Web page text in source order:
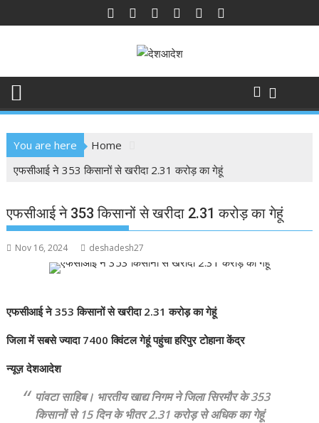
to
You are here
Home
एफसीआई ने 353 किसानों से खरीदा 2.31 करोड़ का गेहूं
एफसीआई ने 353 किसानों से खरीदा 2.31 करोड़ का गेहूं
Nov 16, 2024 deshadesh27
एफसीआई ने 353 किसानों से खरीदा 2.31 करोड़ का गेहूं
जिला में सबसे ज्यादा 7400 क्विंटल गेहूं पहुंचा हरिपुर टोहाना केंद्र
न्यूज़ देशआदेश
पांवटा साहिब। भारतीय खाद्य निगम ने जिला सिरमौर के 353
किसानों से 15 दिन के भीतर 2.31 करोड़ से अधिक का गेहूं